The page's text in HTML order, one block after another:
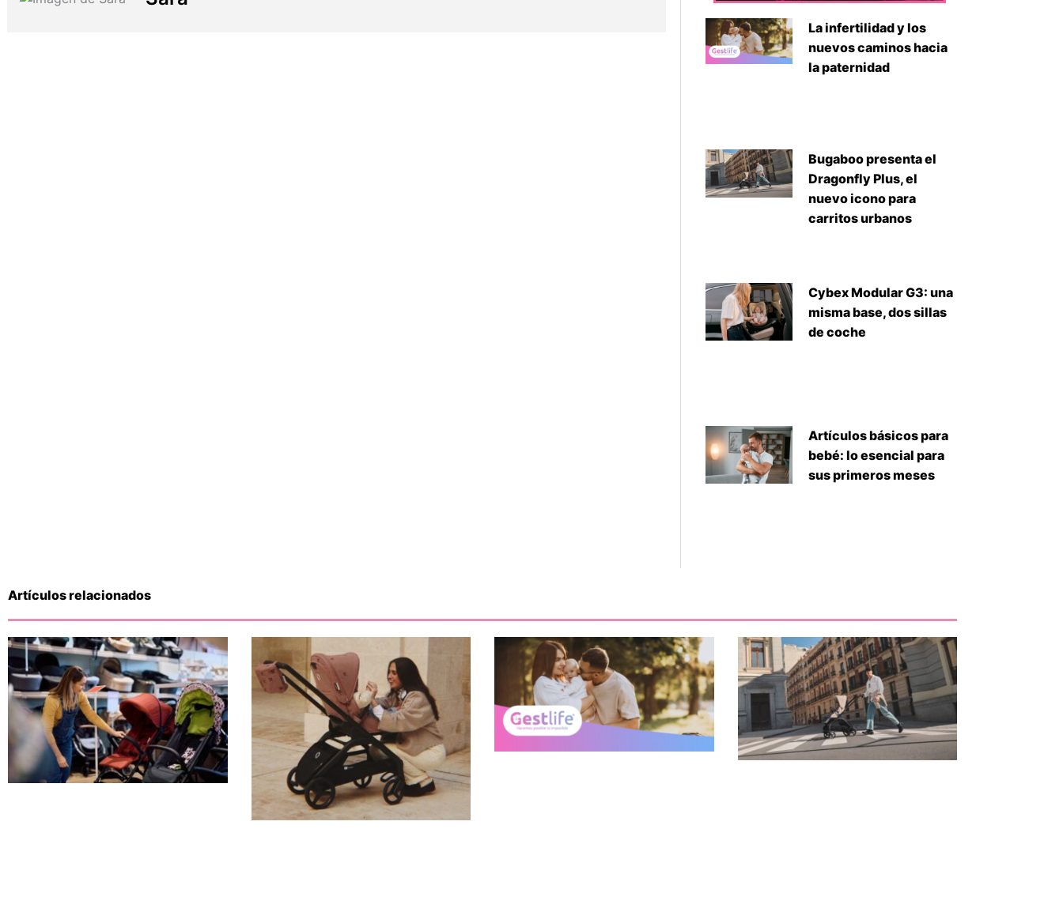
La infertilidad y los
nuevos caminos hacia
la paternidad
Bugaboo presenta el
Dragonfly Plus, el
nuevo icono para
carritos urbanos
Cybex Modular G3: una
misma base, dos sillas
de coche
Artículos básicos para
bebé: lo esencial para
sus primeros meses
Artículos relacionados